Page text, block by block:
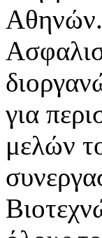
Αθηνών.
για
μελών